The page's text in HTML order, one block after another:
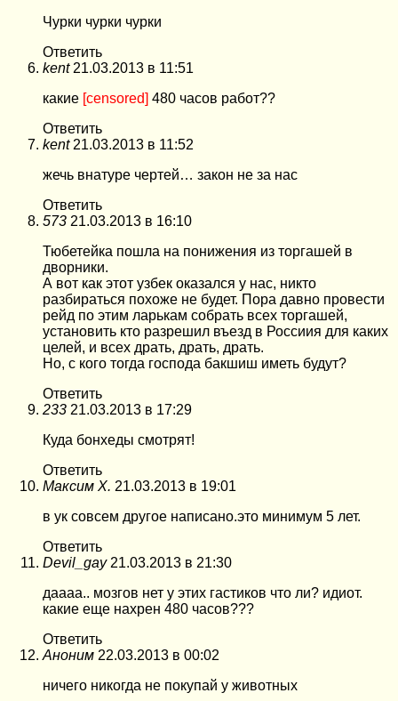
Чурки чурки чурки
Ответить
kent 21.03.2013 в 11:51
какие [censored] 480 часов работ??
Ответить
kent 21.03.2013 в 11:52
жечь внатуре чертей… закон не за нас
Ответить
573 21.03.2013 в 16:10
Тюбетейка пошла на понижения из торгашей в
дворники.
А вот как этот узбек оказался у нас, никто
разбираться похоже не будет. Пора давно провести
рейд по этим ларькам собрать всех торгашей,
установить кто разрешил въезд в Россиия для каких
целей, и всех драть, драть, драть.
Но, с кого тогда господа бакшиш иметь будут?
Ответить
233 21.03.2013 в 17:29
Куда бонхеды смотрят!
Ответить
Максим Х. 21.03.2013 в 19:01
в ук совсем другое написано.это минимум 5 лет.
Ответить
Devil_gay 21.03.2013 в 21:30
даааа.. мозгов нет у этих гастиков что ли? идиот.
какие еще нахрен 480 часов???
Ответить
Аноним 22.03.2013 в 00:02
ничего никогда не покупай у животных